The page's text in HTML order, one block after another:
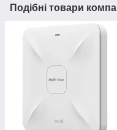
Подібні товари